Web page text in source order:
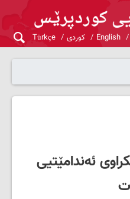
English کوردی Türkçe
ئەندامێتیی